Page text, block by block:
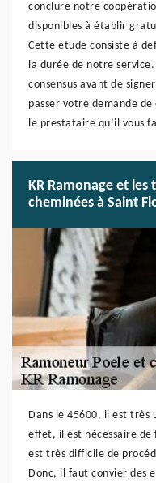
conclure notre
disponibles à établir
Cette étude consiste à
la durée de notre
consensus avant de
passer votre demande
le prestataire qu’il vous
KR Ramonage et
cheminées à Saint
Dans le 45600, il est très
effet, il est nécessaire
est très difficile de
Donc, il faut convier des